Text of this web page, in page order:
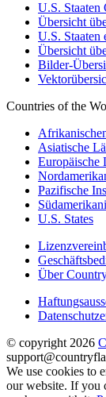
U.S.
Übersicht
U.S.
Übersicht
Bilder-
Countries of the
Asiatische
Europäische
Pazifische
U.S. States
Über
© copyright 2026
We use cookies to
our website. If you